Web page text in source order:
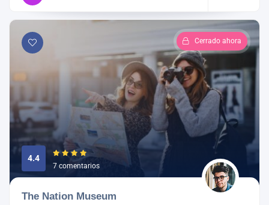
Cerrado ahora
4.4
7 comentarios
The Nation Museum